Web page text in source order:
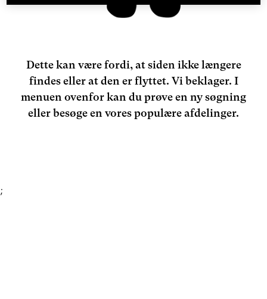
Dette kan være fordi, at siden ikke længere
findes eller at den er flyttet. Vi beklager. I
menuen ovenfor kan du prøve en ny søgning
eller besøge en vores populære afdelinger.
;